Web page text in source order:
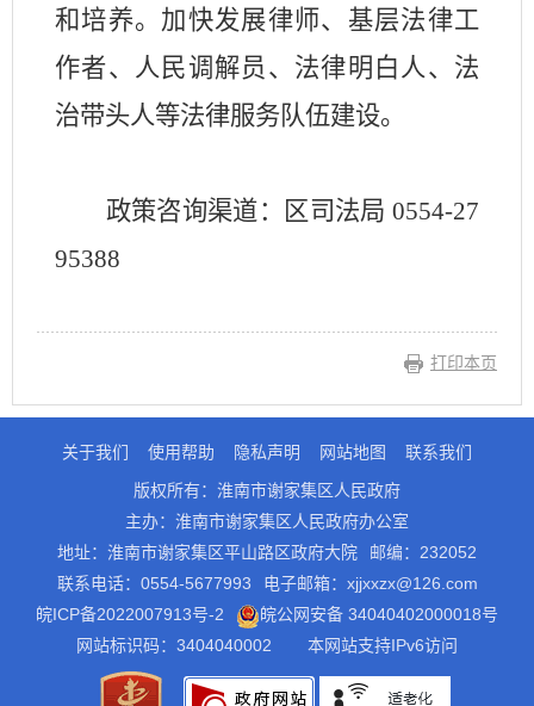
和培养。加快发展律师、基层法律工
作者、人民调解员、法律明白人、法
治带头人等法律服务队伍建设。
政策咨询渠道：区司法局 0554-27
95388
打印本页
关于我们 使用帮助 隐私声明 网站地图
联系我们
版权所有：淮南市谢家集区人民政府
主办：淮南市谢家集区人民政府办公室
地址：淮南市谢家集区平山路区政府大院
邮编：232052
联系电话：0554-5677993
电子邮箱：xjjxxzx@126.com
皖ICP备2022007913号-2
皖公网安备 34040402000018号
网站标识码：3404040002
本网站支持IPv6访问